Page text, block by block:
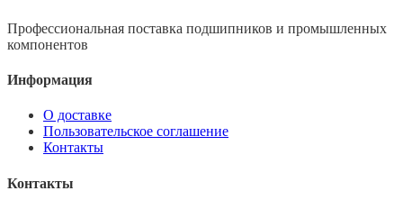
Профессиональная поставка подшипников и промышленных
компонентов
Информация
О доставке
Пользовательское соглашение
Контакты
Контакты